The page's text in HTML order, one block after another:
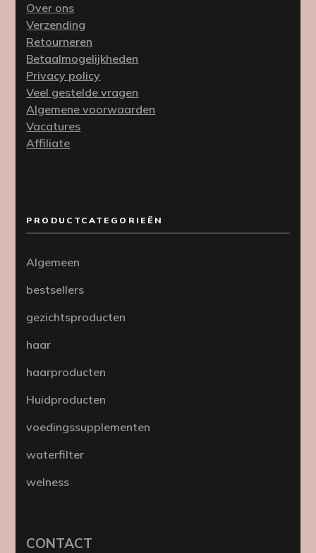
Over ons
Verzending
Retourneren
Betaalmogelijkheden
Privacy policy
Veel gestelde vragen
Algemene voorwaarden
Vacatures
Affiliate
PRODUCTCATEGORIEËN
Algemeen
bestsellers
gezichtsproducten
haar
haarproducten
Huidproducten
voedingssupplementen
waterfilter
welness
CONTACT